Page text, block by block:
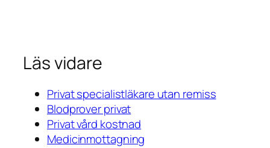
Läs vidare
Privat specialistläkare utan remiss
Blodprover privat
Privat vård kostnad
Medicinmottagning